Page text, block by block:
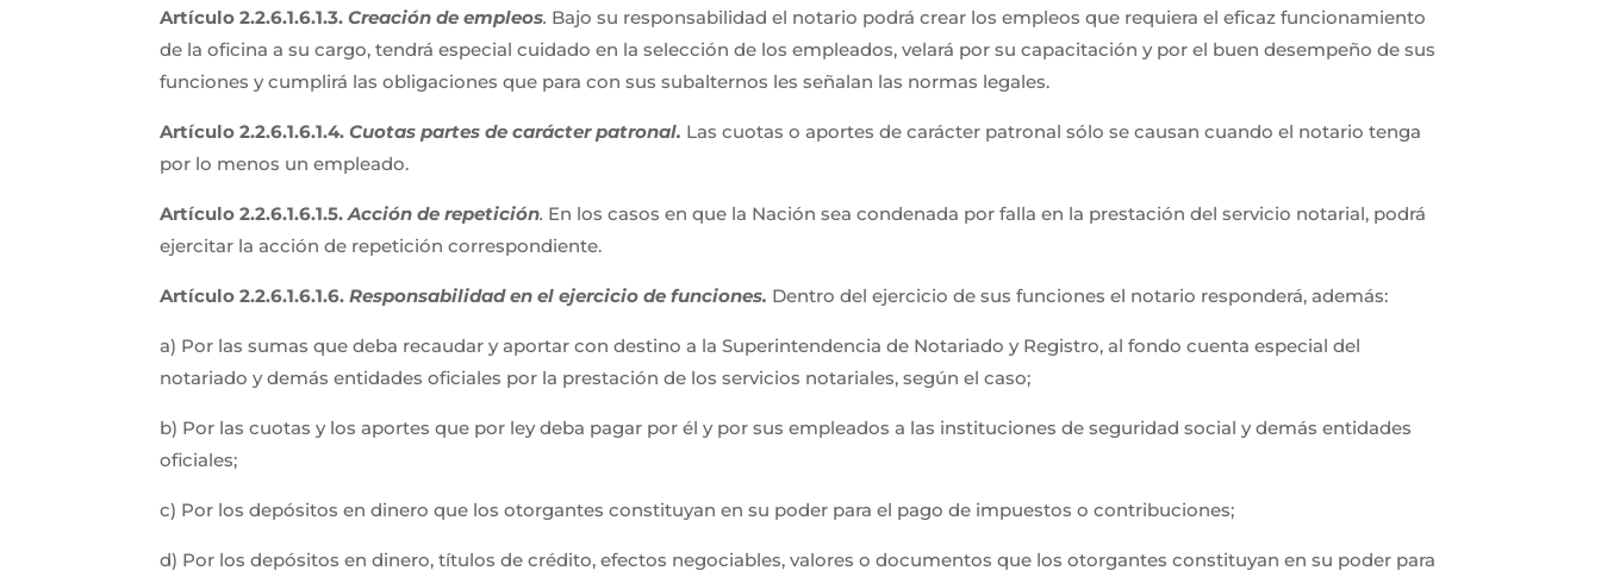
Artículo 2.2.6.1.6.1.3.Creación de empleos. Bajo su responsabilidad el notario podrá crear los empleos que requiera el eficaz funcionamiento
de la oficina a su cargo, tendrá especial cuidado en la selección de los empleados, velará por su capacitación y por el buen desempeño de sus
funciones y cumplirá las obligaciones que para con sus subalternos les señalan las normas legales.
Artículo 2.2.6.1.6.1.4.Cuotas partes de carácter patronal. Las cuotas o aportes de carácter patronal sólo se causan cuando el notario tenga
por lo menos un empleado.
Artículo 2.2.6.1.6.1.5.Acción de repetición. En los casos en que la Nación sea condenada por falla en la prestación del servicio notarial, podrá
ejercitar la acción de repetición correspondiente.
Artículo 2.2.6.1.6.1.6.Responsabilidad en el ejercicio de funciones. Dentro del ejercicio de sus funciones el notario responderá, además:
a) Por las sumas que deba recaudar y aportar con destino a la Superintendencia de Notariado y Registro, al fondo cuenta especial del
notariado y demás entidades oficiales por la prestación de los servicios notariales, según el caso;
b) Por las cuotas y los aportes que por ley deba pagar por él y por sus empleados a las instituciones de seguridad social y demás entidades
oficiales;
c) Por los depósitos en dinero que los otorgantes constituyan en su poder para el pago de impuestos o contribuciones;
d) Por los depósitos en dinero, títulos de crédito, efectos negociables, valores o documentos que los otorgantes constituyan en su poder para